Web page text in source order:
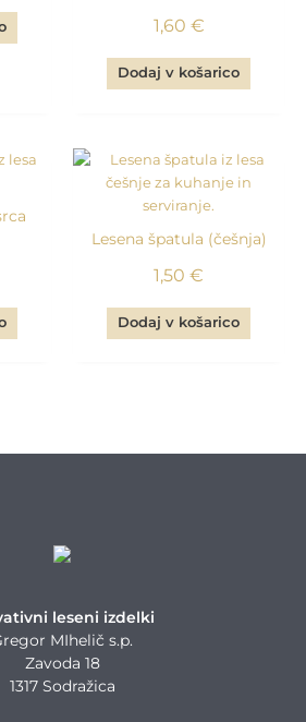
1,60 €
Dodaj v košarico
Lesena špatula (češnja)
1,50 €
Dodaj v košarico
leseni izdelki
MIhelič s.p.
Zavoda 18
1317 Sodražica